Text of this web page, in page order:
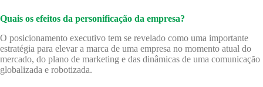
Quais os efeitos da personificação da empresa?
O posicionamento executivo tem se revelado como uma importante
estratégia para elevar a marca de uma empresa no momento atual do
mercado, do plano de marketing e das dinâmicas de uma comunicação
globalizada e robotizada.